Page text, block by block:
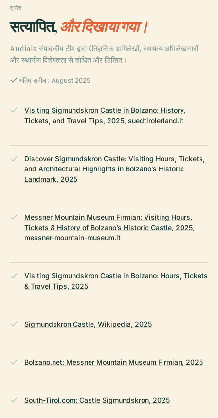
स्रोत
सत्यापित,और दिखाया गया।
Audiala संपादकीय टीम द्वारा ऐतिहासिक अभिलेखों, स्थापत्य अभिलेखागारों
और स्थानीय विशेषज्ञता से शोधित और लिखित।
अंतिम समीक्षा: August 2025
Visiting Sigmundskron Castle in Bolzano: History,
Tickets, and Travel Tips, 2025, suedtirolerland.it
Discover Sigmundskron Castle: Visiting Hours, Tickets,
and Architectural Highlights in Bolzano’s Historic
Landmark, 2025
Messner Mountain Museum Firmian: Visiting Hours,
Tickets & History of Bolzano’s Historic Castle, 2025,
messner-mountain-museum.it
Visiting Sigmundskron Castle in Bolzano: Hours, Tickets
& Travel Tips, 2025
Sigmundskron Castle, Wikipedia, 2025
Bolzano.net: Messner Mountain Museum Firmian, 2025
South-Tirol.com: Castle Sigmundskron, 2025